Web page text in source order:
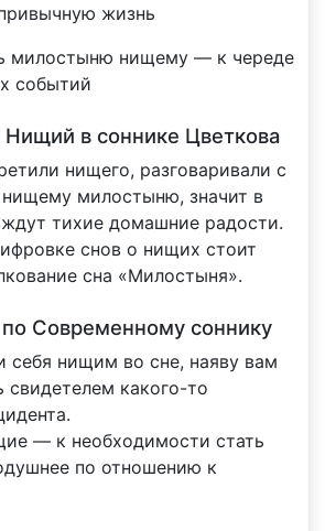
жизнь
милостыню нищему — к череде
событий
Нищий в соннике Цветкова
нищего, разговаривали с
милостыню, значит в
ждут тихие домашние радости.
снов о нищих стоит
сна «Милостыня».
Современному соннику
себя нищим во сне, наяву вам
свидетелем какого-то
— к необходимости стать
по отношению к